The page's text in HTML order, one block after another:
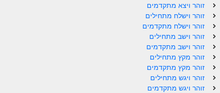
זוהר במדבר מתקדמים
זוהר נשא למתחילים
זוהר נשא למתקדמים
זוהר בהעלותך למתחילים
זוהר ויצא מתקדמים
זוהר וישלח מתחילים
זוהר וישלח מתקדמים
זוהר וישב מתחילים
זוהר וישב מתקדמים
זוהר מקץ מתחילים
זוהר מקץ מתקדמים
זוהר ויגש מתחילים
זוהר ויגש מתקדמים